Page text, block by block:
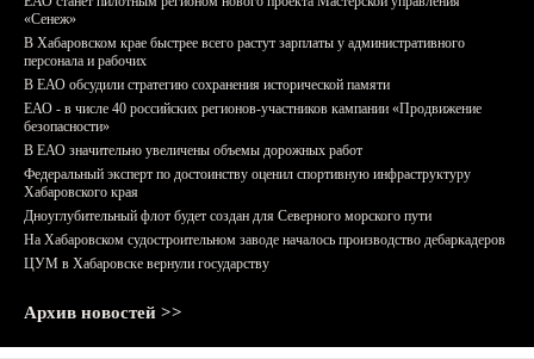
«Сенеж»
В Хабаровском крае быстрее всего растут зарплаты у административного
персонала и рабочих
В ЕАО обсудили стратегию сохранения исторической памяти
ЕАО - в числе 40 российских регионов-участников кампании «Продвижение
безопасности»
В ЕАО значительно увеличены объемы дорожных работ
Федеральный эксперт по достоинству оценил спортивную инфраструктуру
Хабаровского края
Дноуглубительный флот будет создан для Северного морского пути
На Хабаровском судостроительном заводе началось производство дебаркадеров
ЦУМ в Хабаровске вернули государству
Архив новостей >>